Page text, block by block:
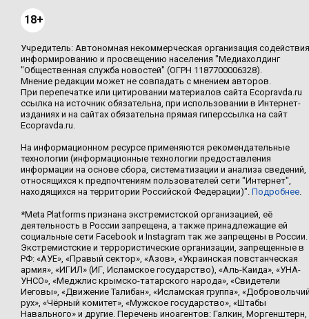
18+
Учредитель: Автономная некоммерческая организация содействия
информированию и просвещению населения "Медиахолдинг
"Общественная служба новостей" (ОГРН 1187700006328).
Мнение редакции может не совпадать с мнением авторов.
При перепечатке или цитировании материалов сайта Ecopravda.ru
ссылка на источник обязательна, при использовании в Интернет-
изданиях и на сайтах обязательна прямая гиперссылка на сайт
Ecopravda.ru.
На информационном ресурсе применяются рекомендательные
технологии (информационные технологии предоставления
информации на основе сбора, систематизации и анализа сведений,
относящихся к предпочтениям пользователей сети "Интернет",
находящихся на территории Российской Федерации)". Подробнее.
*Meta Platforms признана экстремистской организацией, её
деятельность в России запрещена, а также принадлежащие ей
социальные сети Facebook и Instagram так же запрещены в России.
Экстремистские и террористические организации, запрещенные в
РФ: «АУЕ», «Правый сектор», «Азов», «Украинская повстанческая
армия», «ИГИЛ» (ИГ, Исламское государство), «Аль-Каида», «УНА-
УНСО», «Меджлис крымско-татарского народа», «Свидетели
Иеговы», «Движение Талибан», «Исламская группа»,
рух», «Чёрный комитет», «Мужское государство», «Штабы
Навального» и другие. Перечень иноагентов: Галкин, Моргенштерн,